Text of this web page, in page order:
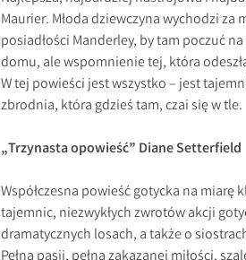
Maurier. Młoda dziewczyna wychodzi
posiadłości Manderley, by tam poczuć
domu, ale wspomnienie tej, która
W tej powieści jest wszystko – jest
zbrodnia, która gdzieś tam, czai się w tle.
„Trzynasta opowieść” Diane Setterfield
Współczesna powieść gotycka na miarę
tajemnic, niezwykłych zwrotów akcji
dramatycznych losach, a także o